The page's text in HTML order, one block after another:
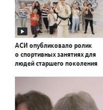
АСИ опубликовало ролик
о спортивных занятиях для
людей старшего поколения